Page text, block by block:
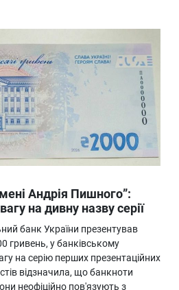
Андрія Пишного”:
на дивну назву серії
банк України презентував
гривень, у банківському
на серію перших презентаційних
відзначила, що банкноти
неофіційно пов'язують з